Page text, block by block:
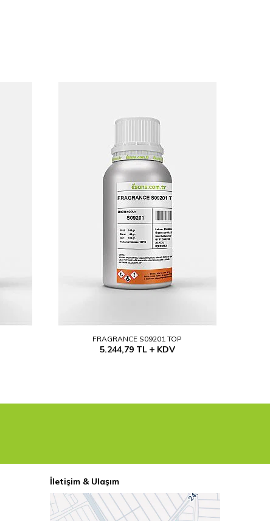
FRAGRANCE S09201 TOP
5.244,79TL KDV
İletişim & Ulaşım